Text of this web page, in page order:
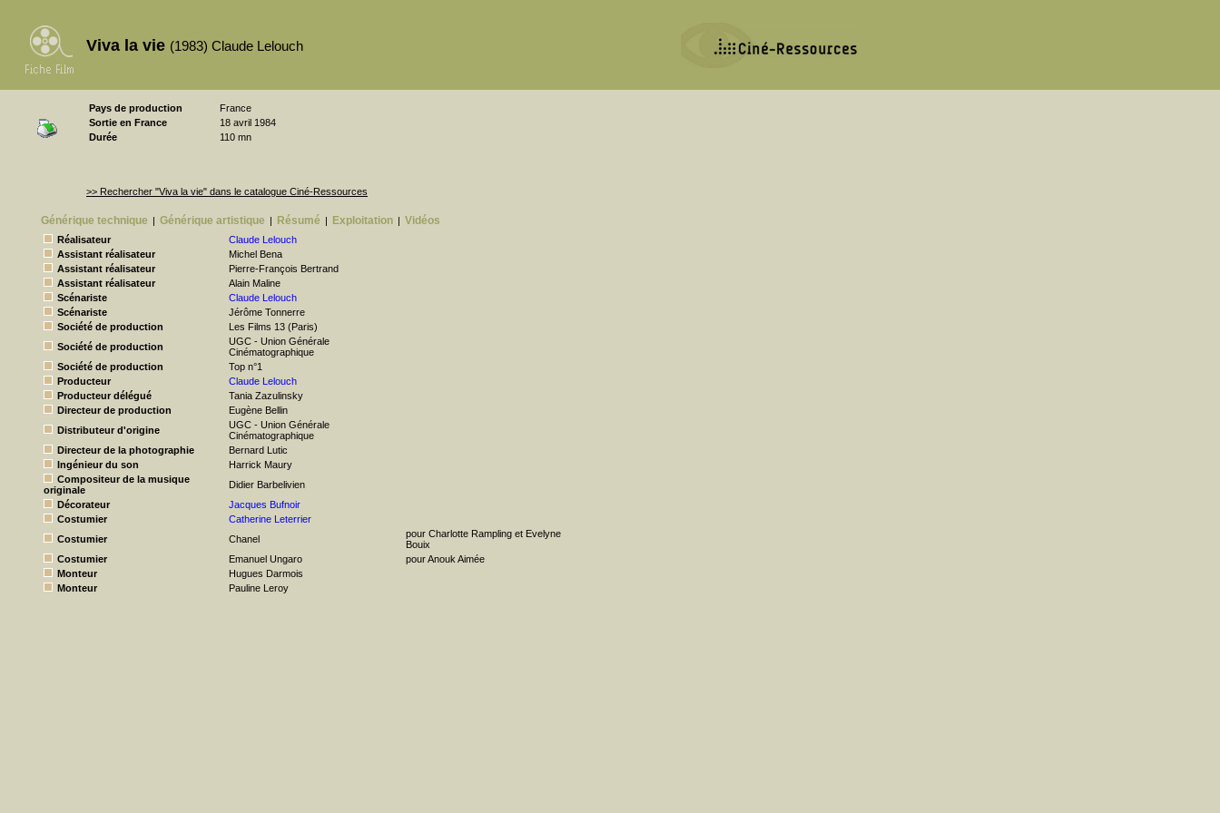
Viva la vie (1983) Claude Lelouch
Pays de production
France
Sortie en France
18 avril 1984
Durée
110 mn
>> Rechercher "Viva la vie" dans le catalogue Ciné-Ressources
Générique technique | Générique artistique | Résumé | Exploitation | Vidéos
Réalisateur
Claude Lelouch
Assistant réalisateur
Michel Bena
Assistant réalisateur
Pierre-François Bertrand
Assistant réalisateur
Alain Maline
Scénariste
Claude Lelouch
Scénariste
Jérôme Tonnerre
Société de production
Les Films 13 (Paris)
Société de production
UGC - Union Générale
Cinématographique
Société de production
Top n°1
Producteur
Claude Lelouch
Producteur délégué
Tania Zazulinsky
Directeur de production
Eugène Bellin
Distributeur d'origine
UGC - Union Générale
Cinématographique
Directeur de la photographie
Bernard Lutic
Ingénieur du son
Harrick Maury
Compositeur de la musique
originale
Didier Barbelivien
Décorateur
Jacques Bufnoir
Costumier
Catherine Leterrier
Costumier
Chanel
pour Charlotte Rampling et Evelyne
Bouix
Costumier
Emanuel Ungaro
pour Anouk Aimée
Monteur
Hugues Darmois
Monteur
Pauline Leroy